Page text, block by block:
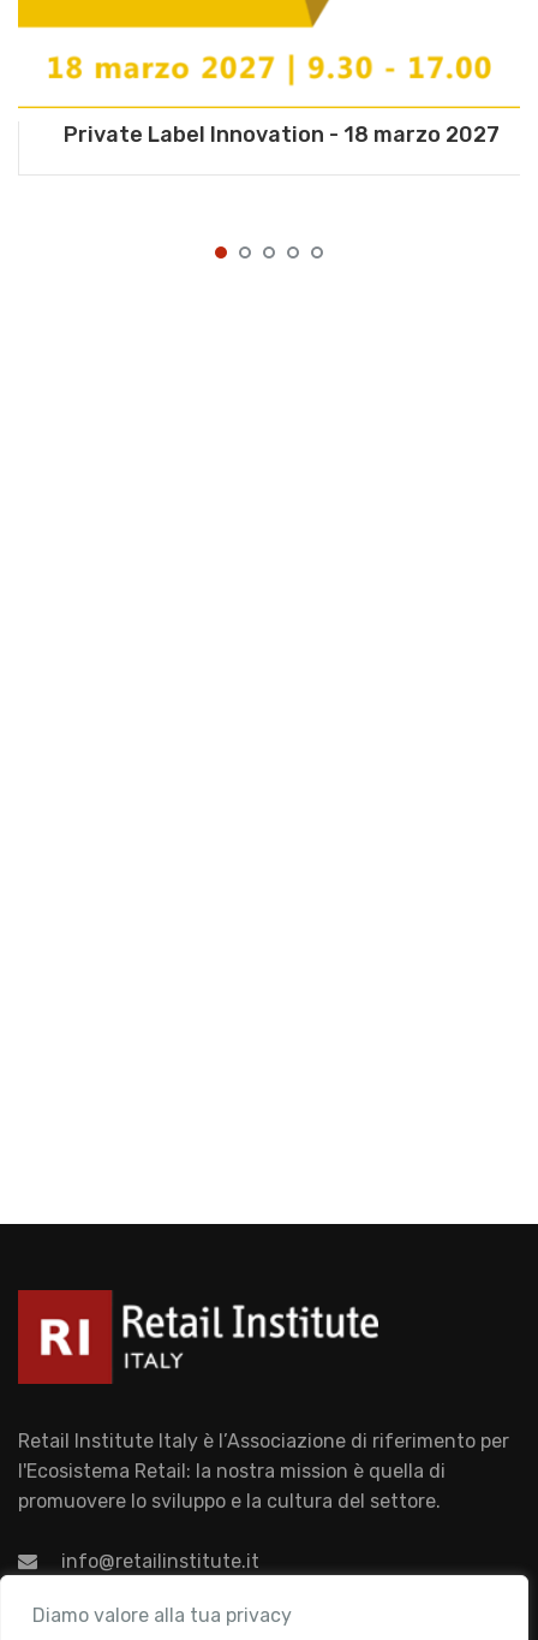
Diamo valore alla tua privacy
Private Label Innovation - 18 marzo 2027
Retail Institute Italy è l’Associazione di riferimento per
l'Ecosistema Retail: la nostra mission è quella di
promuovere lo sviluppo e la cultura del settore.
info@retailinstitute.it
Associazione